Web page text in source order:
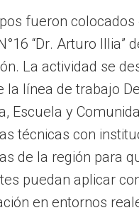
fueron colocados
“Dr. Arturo Illia”
La actividad se
la línea de trabajo
Escuela y
técnicas con
de la región para
puedan aplicar
en entornos